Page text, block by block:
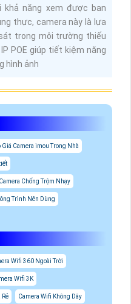
khả năng xem được ban
thực, camera này là lựa
trong môi trường thiếu
POE giúp tiết kiệm năng
hình ảnh
Giá Camera imou Trong Nhà
Chống Trộm Nhạy
Trình Nên Dùng
Wifi 360 Ngoài Trời
Wifi 3K
Rẻ Camera Wifi Không Dây